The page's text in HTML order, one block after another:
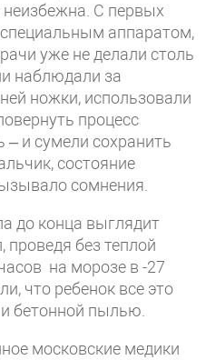
С первых
аппаратом,
уже не делали столь
наблюдали за
ножки, использовали
процесс
– и сумели сохранить
состояние
сомнения.
до конца выглядит
без теплой
на морозе в -27
что ребенок все это
бетонной пылью.
московские медики